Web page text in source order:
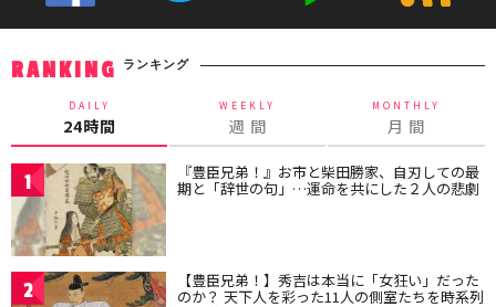
RANKING ランキング
DAILY
24時間
WEEKLY
週 間
MONTHLY
月 間
1 『豊臣兄弟！』お市と柴田勝家、自刃しての最
期と「辞世の句」…運命を共にした２人の悲劇
2 【豊臣兄弟！】秀吉は本当に「女狂い」だった
のか？ 天下人を彩った11人の側室たちを時系列